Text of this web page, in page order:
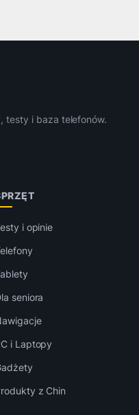
testy i baza telefonów.
i opinie
seniora
i Laptopy
z Chin